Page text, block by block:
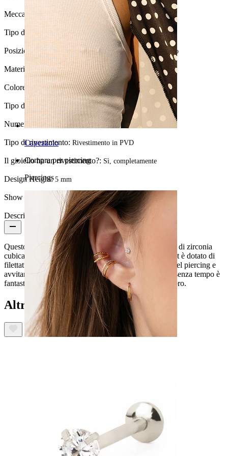
Capezzolo
Compra per piercing
Piercings
Meccanismo di chiusura:Filettatura interna
Tipo di gioiello: Labret, Flatback
Posizione: Tragus, Lobo, Helix, Conch, Anti-helix, Labbro
Materiale: Titanio
Colore della pietra:Trasparente
Tipo di pietra: Zirconia cubica
Numero di pezzi: 1
Tipo di rivestimento: Rivestimento in PVD
Il gioiello ha un rivestimento?: Sì, completamente
Design Height:5 mm
Show pair option:Sì
Descrizione
Questo gioiello dal design classico presenta una pietra di zirconia
cubica a taglio marquise su un labret in titanio. Il labret è dotato di
filettatura interna, quindi basta inserire la barra liscia nel piercing e
avvitare il top per fissarlo. Questo modello dallo stile senza tempo è
fantastico nei piercing alla cartilagine, al lobo e al labbro.
Altri hanno acquistato anche